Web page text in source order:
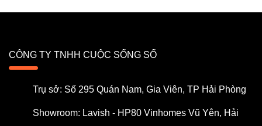
CÔNG TY TNHH CUỘC SỐNG SỐ
Trụ sở: Số 295 Quán Nam, Gia Viên, TP Hải Phòng
Showroom: Lavish - HP80 Vinhomes Vũ Yên, Hải